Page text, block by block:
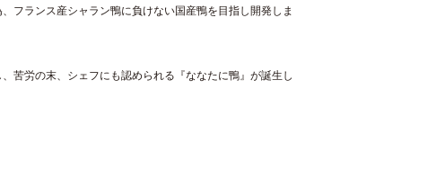
フランス産シャラン鴨に負けない国産鴨を目指し開発しま
苦労の末、シェフにも認められる『ななたに鴨』が誕生し